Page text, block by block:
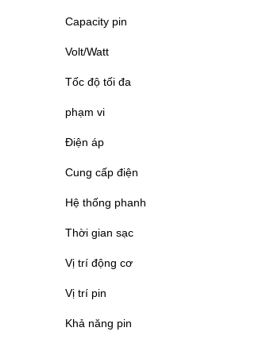
Capacity pin
Volt/Watt
Tốc độ tối đa
phạm vi
Điện áp
Cung cấp điện
Hệ thống phanh
Thời gian sạc
Vị trí động cơ
Vị trí pin
Khả năng pin